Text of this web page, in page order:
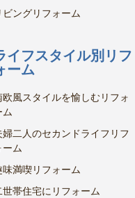
ビングリフォーム
イフスタイル別リフ
ーム
欧風スタイルを愉しむリフォ
ム
婦二人のセカンドライフリフ
ーム
味満喫リフォーム
世帯住宅にリフォーム